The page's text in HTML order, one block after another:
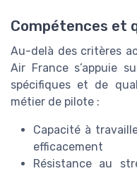
Compétences et
Au-delà des critères
Air France s’appuie
spécifiques et de
métier de pilote :
Capacité à
efficacement
Résistance au